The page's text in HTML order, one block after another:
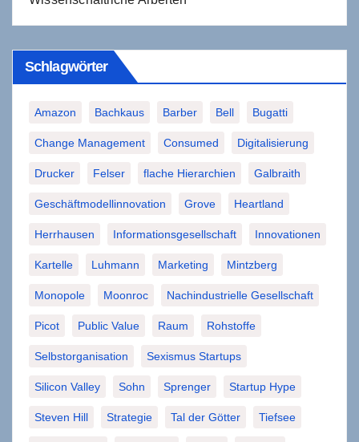
Schlagwörter
Amazon Bachkaus Barber Bell Bugatti
Change Management Consumed Digitalisierung
Drucker Felser flache Hierarchien Galbraith
Geschäftmodellinnovation Grove Heartland
Herrhausen Informationsgesellschaft Innovationen
Kartelle Luhmann Marketing Mintzberg
Monopole Moonroc Nachindustrielle Gesellschaft
Picot Public Value Raum Rohstoffe
Selbstorganisation Sexismus Startups
Silicon Valley Sohn Sprenger Startup Hype
Steven Hill Strategie Tal der Götter Tiefsee